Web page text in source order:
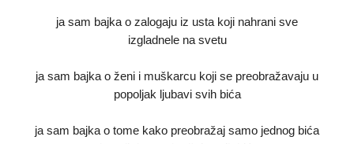
ja sam bajka o zalogaju iz usta koji nahrani sve
izgladnele na svetu
ja sam bajka o ženi i muškarcu koji se preobražavaju u
popoljak ljubavi svih bića
ja sam bajka o tome kako preobražaj samo jednog bića